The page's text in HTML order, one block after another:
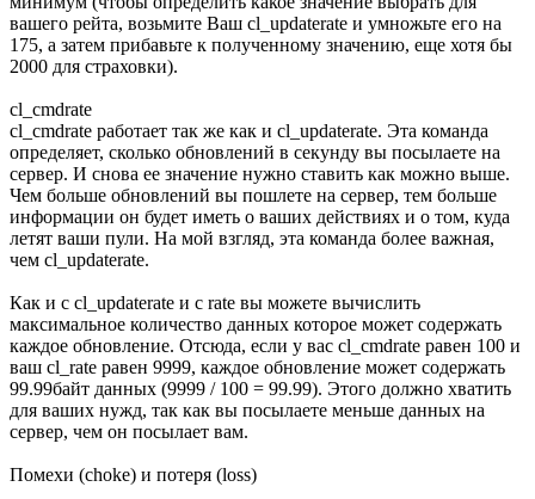
вашего рейта, возьмите Ваш cl_updaterate и умножьте его на
175, а затем прибавьте к полученному значению, еще хотя бы
2000 для страховки).
cl_cmdrate
cl_cmdrate работает так же как и cl_updaterate. Эта команда
определяет, сколько обновлений в секунду вы посылаете на
сервер. И снова ее значение нужно ставить как можно выше.
Чем больше обновлений вы пошлете на сервер, тем больше
информации он будет иметь о ваших действиях и о том, куда
летят ваши пули. На мой взгляд, эта команда более важная,
чем cl_updaterate.
Как и с cl_updaterate и с rate вы можете вычислить
максимальное количество данных которое может содержать
каждое обновление. Отсюда, если у вас cl_cmdrate равен 100 и
ваш cl_rate равен 9999, каждое обновление может содержать
99.99байт данных (9999 / 100 = 99.99). Этого должно хватить
для ваших нужд, так как вы посылаете меньше данных на
сервер, чем он посылает вам.
Помехи (choke) и потеря (loss)